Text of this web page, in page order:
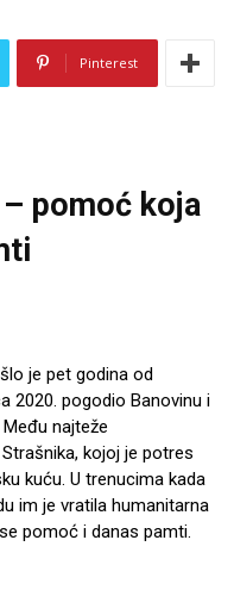
Pinterest
pomoć koja
je pet godina od
2020. pogodio Banovinu i
najteže
kojoj je potres
kuću. U trenucima kada
im je vratila humanitarna
pomoć i danas pamti.